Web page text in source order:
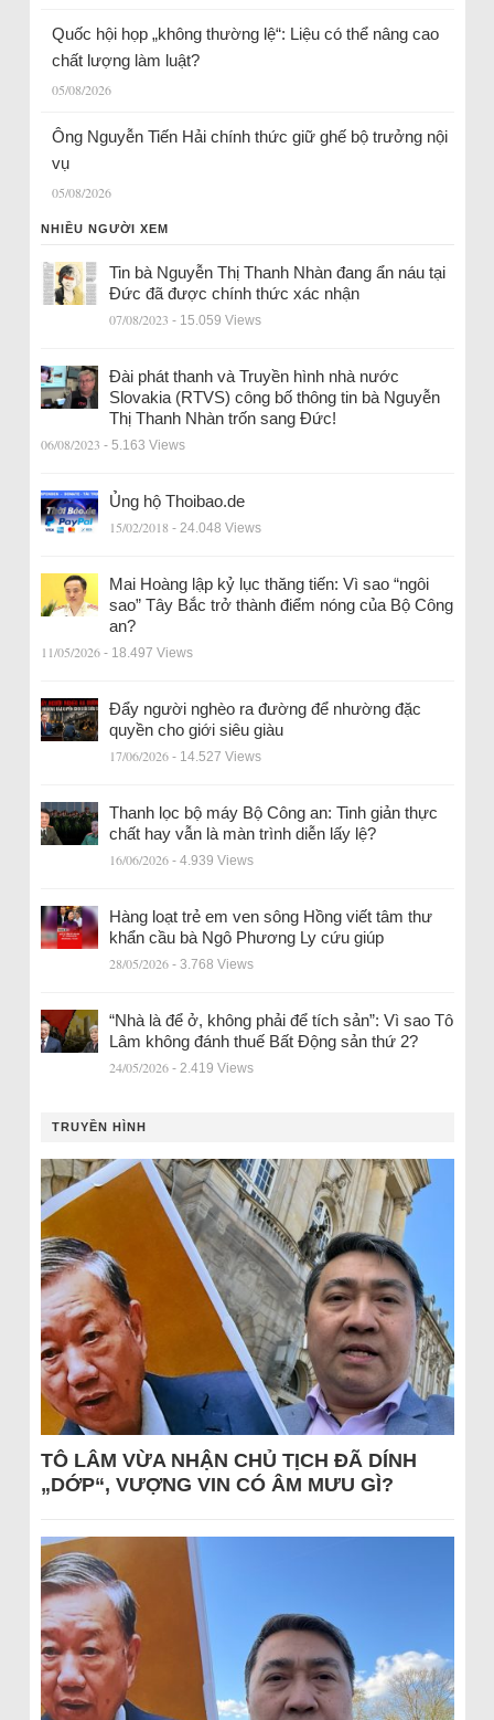
Quốc hội họp „không thường lệ“: Liệu có thể nâng cao
chất lượng làm luật?
05/08/2026
Ông Nguyễn Tiến Hải chính thức giữ ghế bộ trưởng nội
vụ
05/08/2026
NHIỀU NGƯỜI XEM
Tin bà Nguyễn Thị Thanh Nhàn đang ẩn náu tại
Đức đã được chính thức xác nhận
07/08/2023 - 15.059 Views
Đài phát thanh và Truyền hình nhà nước
Slovakia (RTVS) công bố thông tin bà Nguyễn
Thị Thanh Nhàn trốn sang Đức!
06/08/2023 - 5.163 Views
Ủng hộ Thoibao.de
15/02/2018 - 24.048 Views
Mai Hoàng lập kỷ lục thăng tiến: Vì sao “ngôi
sao” Tây Bắc trở thành điểm nóng của Bộ Công
an?
11/05/2026 - 18.497 Views
Đẩy người nghèo ra đường để nhường đặc
quyền cho giới siêu giàu
17/06/2026 - 14.527 Views
Thanh lọc bộ máy Bộ Công an: Tinh giản thực
chất hay vẫn là màn trình diễn lấy lệ?
16/06/2026 - 4.939 Views
Hàng loạt trẻ em ven sông Hồng viết tâm thư
khẩn cầu bà Ngô Phương Ly cứu giúp
28/05/2026 - 3.768 Views
“Nhà là để ở, không phải để tích sản”: Vì sao Tô
Lâm không đánh thuế Bất Động sản thứ 2?
24/05/2026 - 2.419 Views
TRUYỀN HÌNH
TÔ LÂM VỪA NHẬN CHỦ TỊCH ĐÃ DÍNH
„DỚP“, VƯỢNG VIN CÓ ÂM MƯU GÌ?